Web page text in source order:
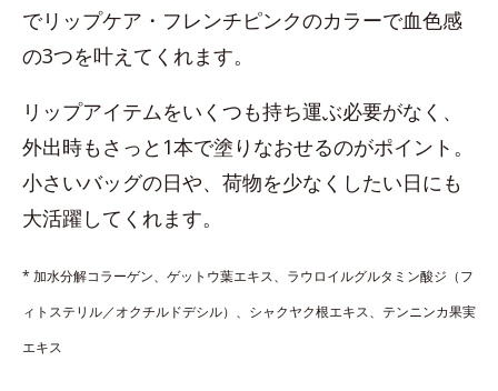
でリップケア・フレンチピンクのカラーで血色感
の3つを叶えてくれます。
リップアイテムをいくつも持ち運ぶ必要がなく、
外出時もさっと1本で塗りなおせるのがポイント。
小さいバッグの日や、荷物を少なくしたい日にも
大活躍してくれます。
* 加水分解コラーゲン、ゲットウ葉エキス、ラウロイルグルタミン酸ジ（フ
ィトステリル／オクチルドデシル）、シャクヤク根エキス、テンニンカ果実
エキス